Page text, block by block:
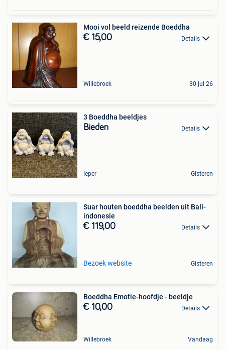
Mooi vol beeld reizende Boeddha
€ 15,00 Details
Willebroek 30 jul 26
3 Boeddha beeldjes
Bieden Details
Ieper Gisteren
Suar houten boeddha beelden uit Bali-
indonesie
€ 119,00 Details
Bezoek website Gisteren
Boeddha Emotie-hoofdje - beeldje
€ 10,00 Details
Willebroek Vandaag